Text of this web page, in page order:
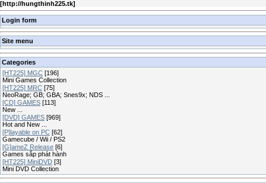
[http://hungthinh225.tk]
Login form
Site menu
Categories
[HT225] MGC [196]
Mini Games Collection
[HT225] MRC [75]
NeoRage; GB; GBA; Snes9x; NDS ...
[CD] GAMES [113]
New ...
[DVD] GAMES [969]
Hot and New ...
[P]layable on PC [62]
Gamecube / Wii / PS2
[G]ameZ Release [6]
Games sắp phát hành
[HT225] MiniDVD [3]
Mini DVD Collection